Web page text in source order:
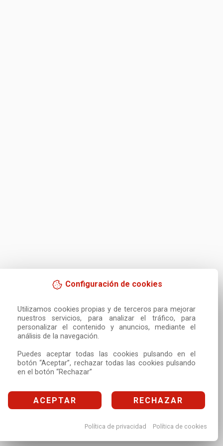
Configuración de cookies
Utilizamos cookies propias y de terceros para mejorar
nuestros servicios, para analizar el tráfico, para
personalizar el contenido y anuncios, mediante el
análisis de la navegación.
Puedes aceptar todas las cookies pulsando en el
botón “Aceptar”, rechazar todas las cookies pulsando
en el botón “Rechazar”
ACEPTAR RECHAZAR
Política de privacidad Política de cookies